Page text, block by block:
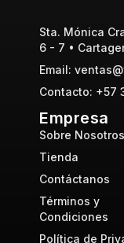
Sta. Mónica
6 - 7 •
Email:
Contacto: +57
Empresa
Sobre Nosotros
Tienda
Contáctanos
Términos y
Condiciones
Política de